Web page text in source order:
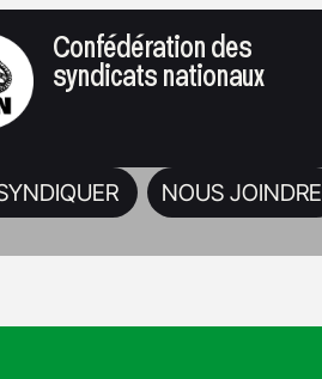
Confédération des
syndicats nationaux
NOUS JOINDRE